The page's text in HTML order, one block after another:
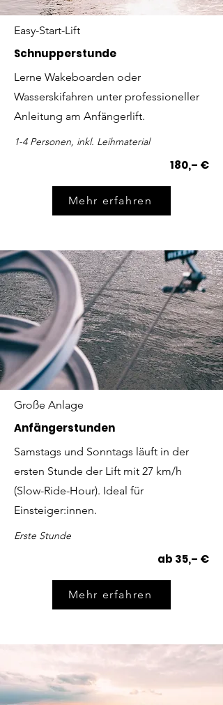
Easy-Start-Lift
Schnupperstunde
Lerne Wakeboarden oder
Wasserskifahren unter professioneller
Anleitung am Anfängerlift.
1-4 Personen, inkl. Leihmaterial
180,– €
Mehr erfahren
Große Anlage
Anfängerstunden
Samstags und Sonntags läuft in der
ersten Stunde der Lift mit 27 km/h
(Slow-Ride-Hour). Ideal für
Einsteiger:innen.
Erste Stunde
ab 35,– €
Mehr erfahren